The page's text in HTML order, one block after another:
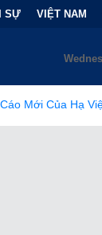
SỰ VIỆT NAM
Tranh Cãi Về